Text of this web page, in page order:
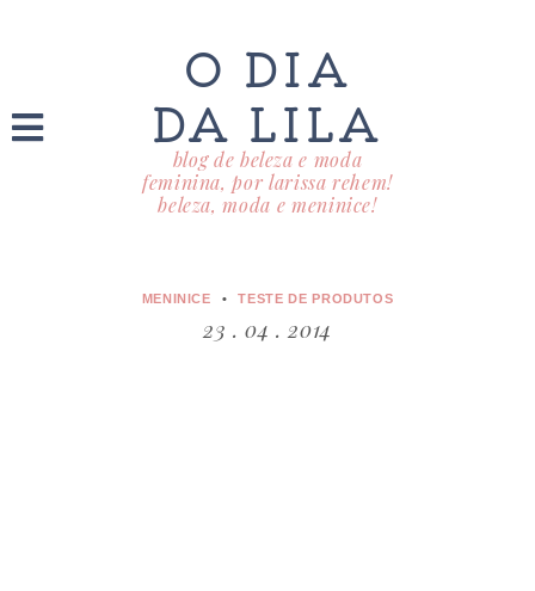
O DIA
DA LILA
blog de beleza e moda
feminina, por larissa rehem!
beleza, moda e meninice!
MENINICE TESTE DE PRODUTOS
23 . 04 . 2014